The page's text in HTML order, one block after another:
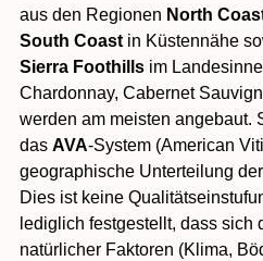
aus den Regionen North
South Coastin Küstennähe
Sierra Foothillsim
Chardonnay, Cabernet
werden am meisten angebaut.
das AVA-System (American
geographische Unterteilung
Dies ist keine
lediglich fest­gestellt, dass sich
natürlicher Faktoren (Klima,